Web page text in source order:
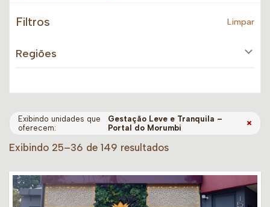
Filtros Limpar
Regiões
Exibindo unidades que
oferecem:
Gestação Leve e Tranquila –
Portal do Morumbi
×
Exibindo 25–36 de 149 resultados